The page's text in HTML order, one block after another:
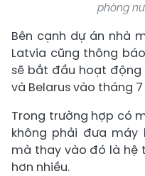
phòng
Bên cạnh dự án nhà
Latvia cũng thông
sẽ bắt đầu hoạt động
và Belarus vào tháng
Trong trường hợp có
không phải đưa máy
mà thay vào đó là hệ
hơn nhiều.